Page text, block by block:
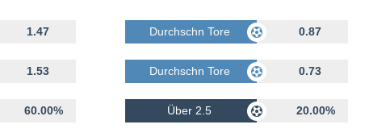
1.47
1.53
60.00%
Durchschn Tore Geschossen 0.87
Durchschn Tore Erhalten 0.73
Über 2.5 20.00%